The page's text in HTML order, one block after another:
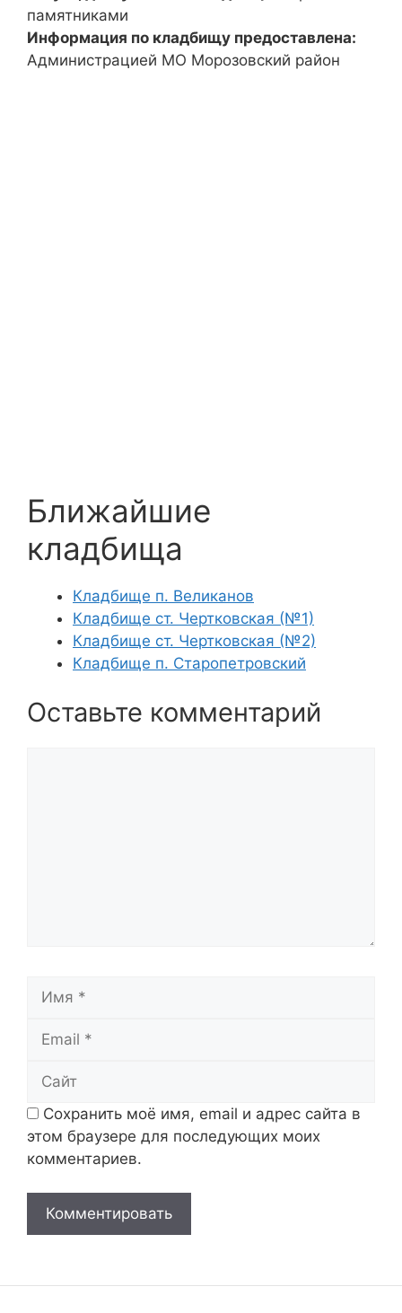
памятниками
Информация по кладбищу предоставлена:
Администрацией МО Морозовский район
Ближайшие
кладбища
Кладбище п. Великанов
Кладбище ст. Чертковская (№1)
Кладбище ст. Чертковская (№2)
Кладбище п. Старопетровский
Оставьте комментарий
Сохранить моё имя, email и адрес сайта в
этом браузере для последующих моих
комментариев.